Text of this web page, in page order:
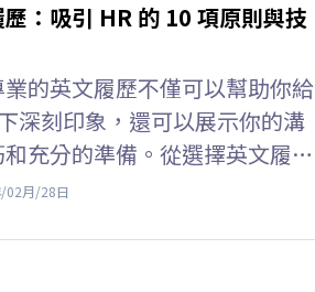
親人, 朋友英文信件範例等。
範例結構 如何撰寫英文信件
(English Letter Subject) 主
：吸引 HR 的 10 項原則與技
的英文履歷不僅可以幫助你給
深刻印象，還可以展示你的溝
充分的準備。從選擇英文履歷
式、字體，到撰寫自我介紹、
02月/28日